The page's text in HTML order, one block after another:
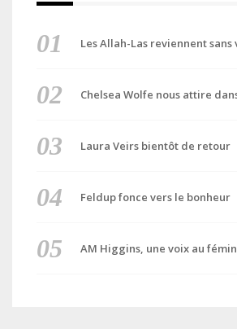
Les Allah-Las reviennent sans
Chelsea Wolfe nous attire
Laura Veirs bientôt de retour
Feldup fonce vers le bonheur
AM Higgins, une voix au